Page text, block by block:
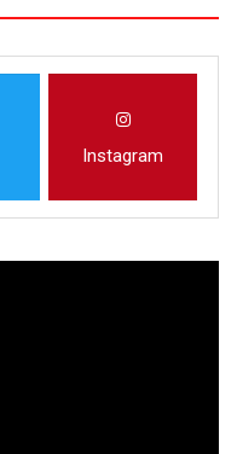
Instagram